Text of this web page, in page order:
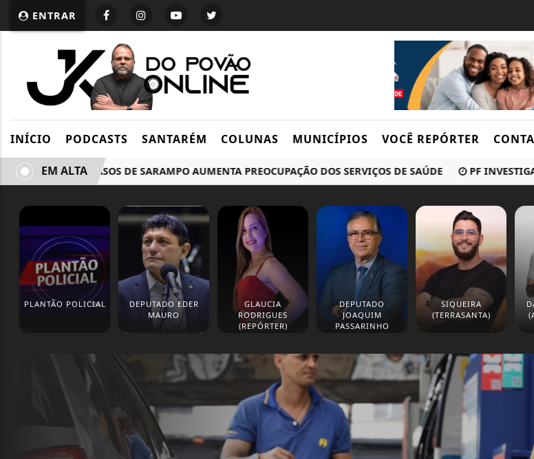
ENTRAR
INÍCIO PODCASTS SANTARÉM COLUNAS MUNICÍPIOS VOCÊ REPÓRTER
ALTA DE CASOS DE SARAMPO AUMENTA PREOCUPAÇÃO DOS SERVIÇOS DE SAÚDE PF INVESTIGA
EM ALTA
PLANTÃO POLICIAL
DEPUTADO EDER
MAURO
GLAUCIA
RODRIGUES
(REPÓRTER)
DEPUTADO
JOAQUIM
PASSARINHO
SIQUEIRA
(TERRASANTA)